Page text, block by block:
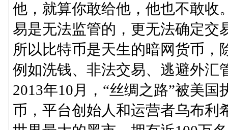
他，就算你敢给他，他也不敢收
易是无法监管的，更无法确定交
所以比特币是天生的暗网货币，
例如洗钱、非法交易、逃避外汇
2013年10月，“丝绸之路”被美
币，平台创始人和运营者乌布利